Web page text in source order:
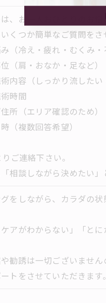
、お一人おひとりのお
くつか簡単なご質問をさ
み（冷え・疲れ・むくみ
（肩・おなか・足など）
術内容（しっかり流した
時間
所（エリア確認のため）
（複数回答希望）
ご連絡下さい。
「相談しながら決めたい
をしながら、カラダの
ケアがわからない」「と
勧誘は一切ございません
トをさせていただきます。